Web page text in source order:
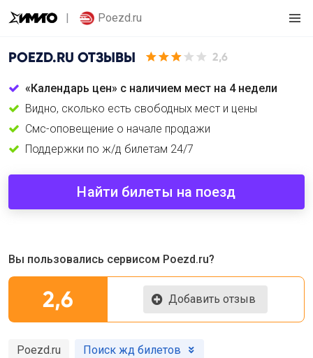
Poezd.ru
POEZD.RU ОТЗЫВЫ 2,6
«Календарь цен» с наличием мест на 4 недели
Видно, сколько есть свободных мест и цены
Смс-оповещение о начале продажи
Поддержки по ж/д билетам 24/7
Найти билеты на поезд
Вы пользовались сервисом Poezd.ru?
2,6 Добавить отзыв
Poezd.ru Поиск жд билетов